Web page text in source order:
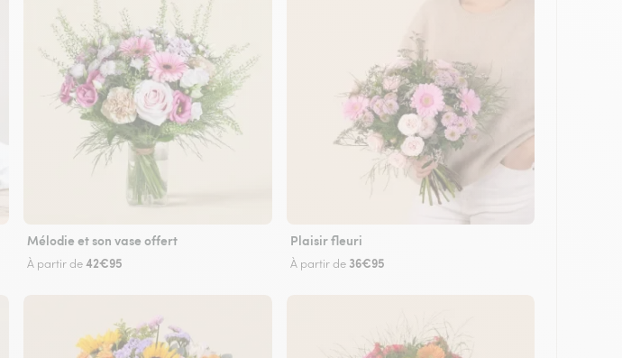
Mélodie et son vase offert
À partir de42€95
Plaisir fleuri
À partir de 36€95